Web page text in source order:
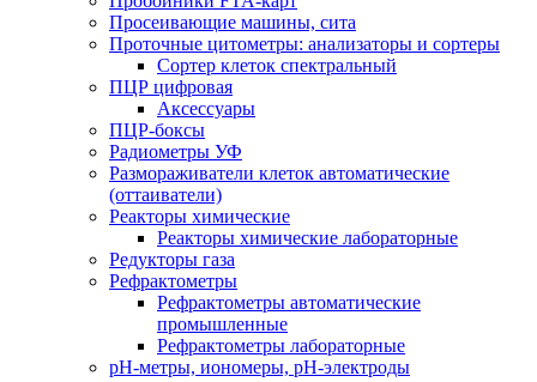
Просеивающие машины, сита
Проточные цитометры: анализаторы и сортеры
Сортер клеток спектральный
ПЦР цифровая
Аксессуары
ПЦР-боксы
Радиометры УФ
Размораживатели клеток автоматические
(оттаиватели)
Реакторы химические
Реакторы химические лабораторные
Редукторы газа
Рефрактометры
Рефрактометры автоматические
промышленные
Рефрактометры лабораторные
рН-метры, иономеры, рН-электроды